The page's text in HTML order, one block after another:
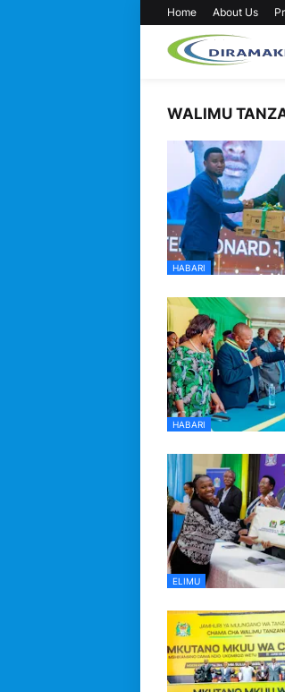
Home About Us
WALIMU
HABARI
HABARI
ELIMU